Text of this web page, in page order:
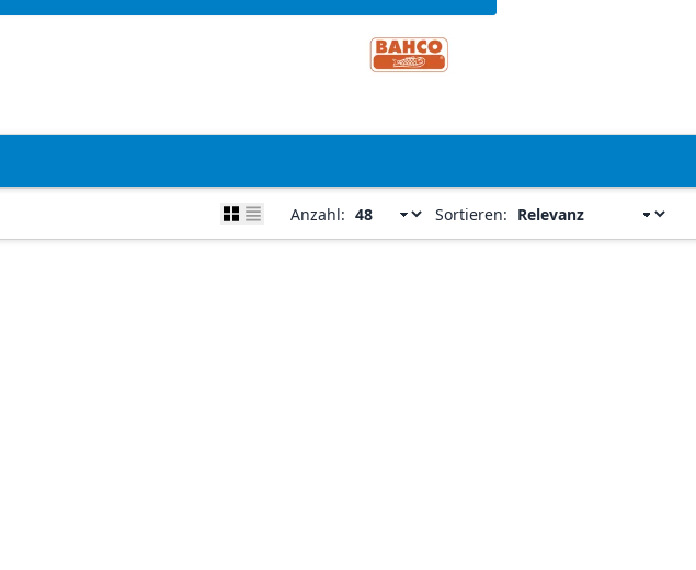
Anzahl: Sortieren: